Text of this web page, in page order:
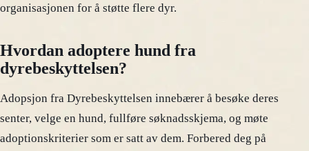
organisasjonen for å støtte flere dyr.
Hvordan adoptere hund fra
dyrebeskyttelsen?
Adopsjon fra Dyrebeskyttelsen innebærer å besøke deres
senter, velge en hund, fullføre søknadsskjema, og møte
adoptionskriterier som er satt av dem. Forbered deg på